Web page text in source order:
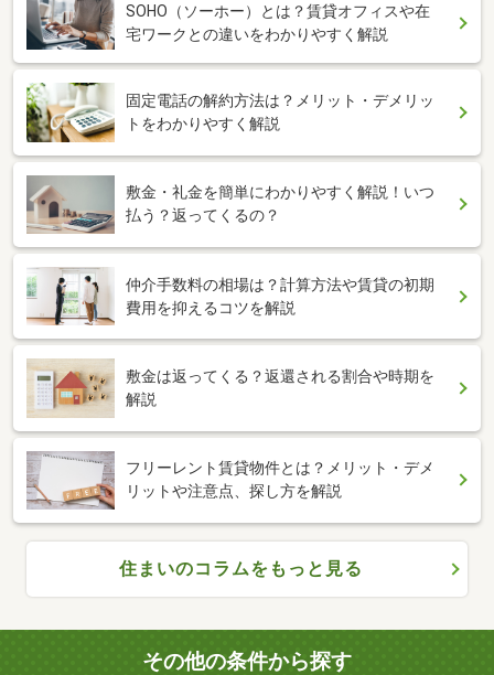
SOHO（ソーホー）とは？賃貸オフィスや在
宅ワークとの違いをわかりやすく解説
固定電話の解約方法は？メリット・デメリッ
トをわかりやすく解説
敷金・礼金を簡単にわかりやすく解説！いつ
払う？返ってくるの？
仲介手数料の相場は？計算方法や賃貸の初期
費用を抑えるコツを解説
敷金は返ってくる？返還される割合や時期を
解説
フリーレント賃貸物件とは？メリット・デメ
リットや注意点、探し方を解説
住まいのコラムをもっと見る
その他の条件から探す